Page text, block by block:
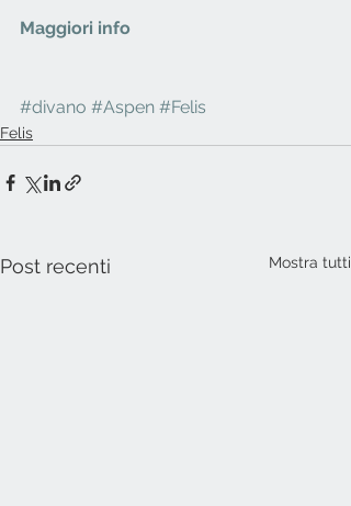
Maggiori info
#divano #Aspen #Felis
Felis
Post recenti Mostra tutti